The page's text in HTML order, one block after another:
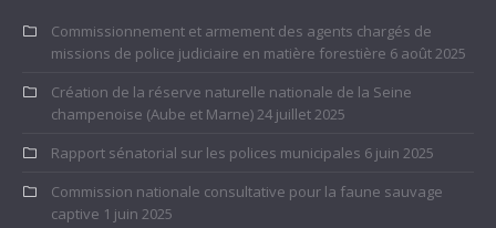
Commissionnement et armement des agents chargés de
missions de police judiciaire en matière forestière 6 août 2025
Création de la réserve naturelle nationale de la Seine
champenoise (Aube et Marne)24 juillet 2025
Rapport sénatorial sur les polices municipales 6 juin 2025
Commission nationale consultative pour la faune sauvage
captive 1 juin 2025